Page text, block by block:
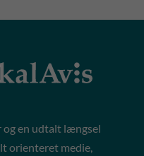
og en udtalt længsel
orienteret medie,